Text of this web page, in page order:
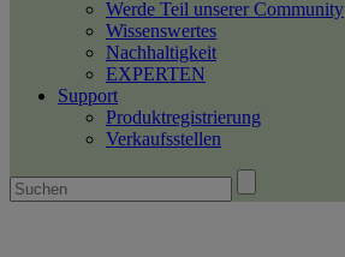
Werde Teil unserer Community
Wissenswertes
Nachhaltigkeit
EXPERTEN
Support
Produktregistrierung
Verkaufsstellen